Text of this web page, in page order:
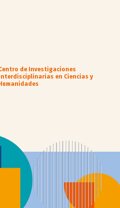
de Investigaciones
en Ciencias y